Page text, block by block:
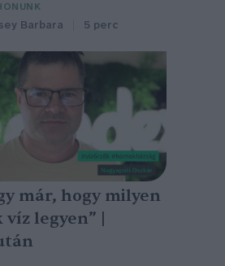
Barbara 5 perc
már, hogy milyen
legyen” |